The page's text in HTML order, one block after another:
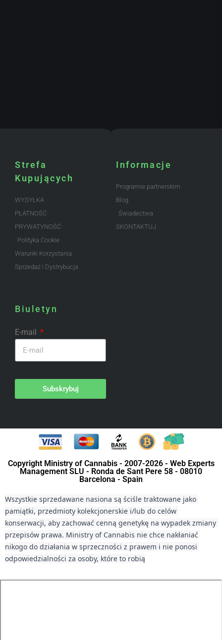
Strefa
Kupujących
WYSYŁKA
PŁATNOŚĆ
PRYWATYNOŚĆ
Polityka Cookie
Warunki Korzystania
Sprzedaż i Dystrybucja
Informacje
Programie partnerskim
Blog
Świadectwa
SKONTAKTUJ
Biuletyn
E-mail
Subskrybuj
Copyright Ministry of Cannabis - 2007-2026 - Web Experts
Management SLU - Ronda de Sant Pere 58 - 08010
Barcelona - Spain
Wszystkie sprzedawane nasiona są ściśle traktowane jako
pamiątki, przedmioty kolekcjonerskie i/lub do celów
konserwacji, aby zachować cenną genetykę na wypadek zmiany
przepisów prawa. Ministry of Cannabis nie chce nakłaniać
nikogo do działania w sprzeczności z prawem i nie ponosi
odpowiedzialności za osoby, które to robią